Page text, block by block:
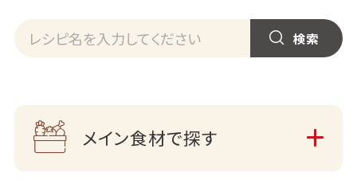
メイン食材で探す